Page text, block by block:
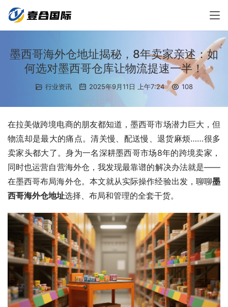
墨西哥海外仓地址揭秘，8年卖家亲述：如
何选对墨西哥仓库让物流提速一半！
行业资讯 2025年9月11日 上午7:24 108
在拉美做跨境电商的朋友都知道，墨西哥市场潜力巨大，但
物流却是最大的痛点。清关慢、配送慢、退货麻烦……很多
卖家头都大了。身为一名深耕墨西哥市场8年的跨境卖家，
同时也运营自营海外仓，我发现最靠谱的解决办法就是——
在墨西哥布局海外仓。本文就从实际操作经验出发，聊聊墨
西哥海外仓地址选择、布局和管理的全套干货。